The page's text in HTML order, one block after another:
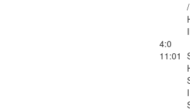
/
4:0
11:01
I